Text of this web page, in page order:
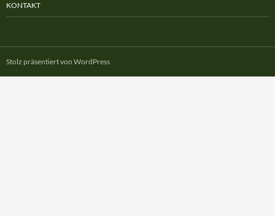
KONTAKT
Stolz präsentiert von WordPress